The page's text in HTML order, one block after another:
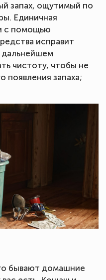
запах, ощутимый по
Единичная
с помощью
исправит
чистоту, чтобы не
появления запаха;
бывают домашние